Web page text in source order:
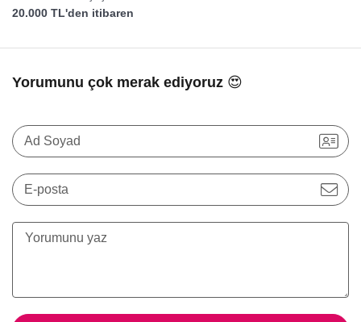
20.000 TL'den itibaren
Yorumunu çok merak ediyoruz 😍
Ad Soyad
E-posta